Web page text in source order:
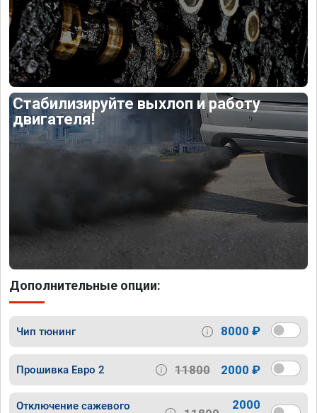
Стабилизируйте выхлоп и работу
двигателя!
Дополнительные опции:
Чип тюнинг 8000 ₽
Прошивка Евро 2 11800 2000 ₽
Отключение сажевого
2000